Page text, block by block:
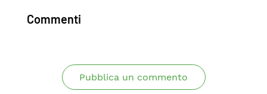
Commenti
Pubblica un commento